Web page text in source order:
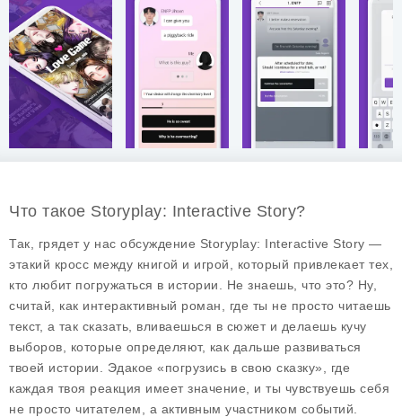
Что такое Storyplay: Interactive Story?
Так, грядет у нас обсуждение Storyplay: Interactive Story —
этакий кросс между книгой и игрой, который привлекает тех,
кто любит погружаться в истории. Не знаешь, что это? Ну,
считай, как интерактивный роман, где ты не просто читаешь
текст, а так сказать, вливаешься в сюжет и делаешь кучу
выборов, которые определяют, как дальше развиваться
твоей истории. Эдакое «погрузись в свою сказку», где
каждая твоя реакция имеет значение, и ты чувствуешь себя
не просто читателем, а активным участником событий.